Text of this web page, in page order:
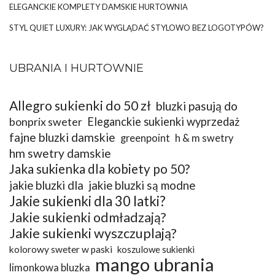
ELEGANCKIE KOMPLETY DAMSKIE HURTOWNIA
STYL QUIET LUXURY: JAK WYGLĄDAĆ STYLOWO BEZ LOGOTYPÓW?
UBRANIA I HURTOWNIE
Allegro sukienki do 50 zł bluzki pasują do
bonprix sweter Eleganckie sukienki wyprzedaż
fajne bluzki damskie greenpoint h & m swetry
hm swetry damskie
Jaka sukienka dla kobiety po 50?
jakie bluzki dla jakie bluzki są modne
Jakie sukienki dla 30 latki?
Jakie sukienki odmładzają?
Jakie sukienki wyszczuplają?
kolorowy sweter w paski koszulowe sukienki
limonkowa bluzka mango ubrania